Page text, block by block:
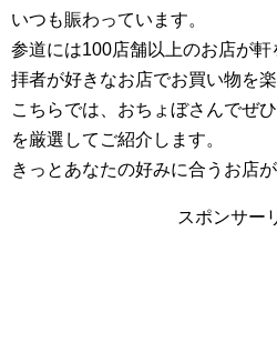
いつも賑わっています。
参道には100店舗以上のお店が
拝者が好きなお店でお買い物を楽
こちらでは、おちょぼさんでぜ
を厳選してご紹介します。
きっとあなたの好みに合うお店
スポンサー